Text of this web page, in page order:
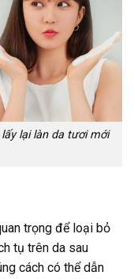
lại làn da tươi mới
trọng để loại bỏ
tụ trên da sau
cách có thể dẫn